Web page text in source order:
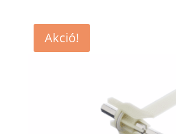
Akció!